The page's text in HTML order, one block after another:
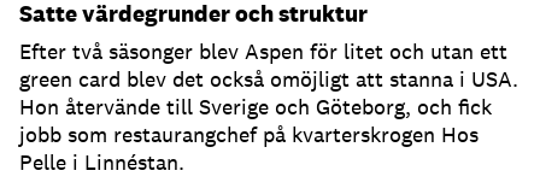
Satte värdegrunder och struktur
Efter två säsonger blev Aspen för litet och utan ett
green card blev det också omöjligt att stanna i USA.
Hon återvände till Sverige och Göteborg, och fick
jobb som restaurangchef på kvarterskrogen Hos
Pelle i Linnéstan.